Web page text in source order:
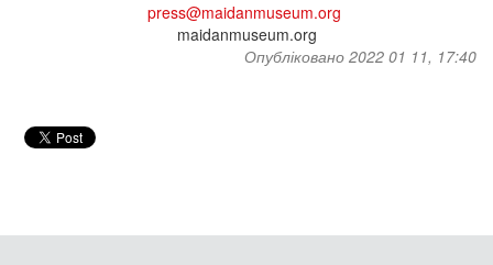
press@maidanmuseum.org
maidanmuseum.org
Опубліковано 2022 01 11, 17:40